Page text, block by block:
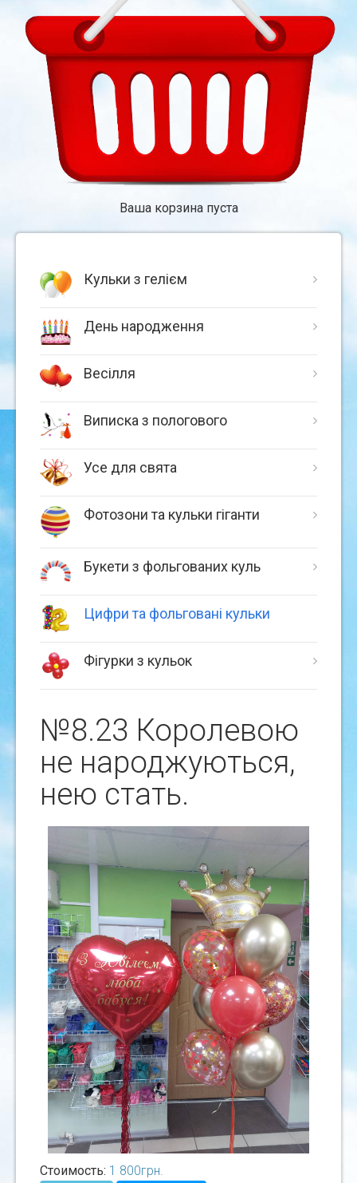
Ваша корзина пуста
Кульки з гелієм
День народження
Весілля
Виписка з пологового
Усе для свята
Фотозони та кульки гіганти
Букети з фольгованих куль
Цифри та фольговані кульки
Фігурки з кульок
№8.23 Королевою
не народжуються,
нею стать.
Стоимость: 1 800грн.